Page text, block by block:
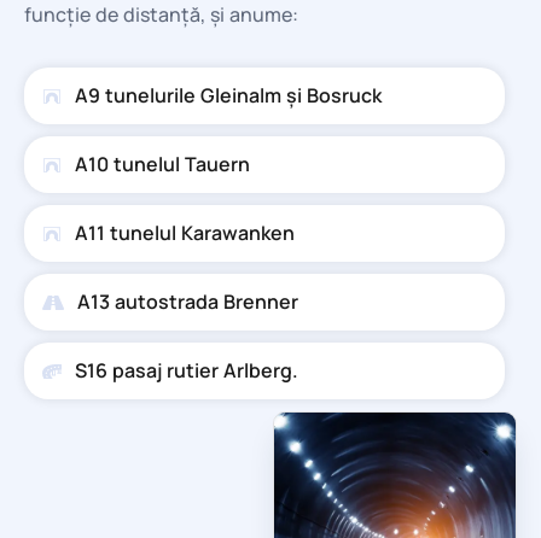
funcție de distanță, și anume:
A9 tunelurile Gleinalm și Bosruck
A10 tunelul Tauern
A11 tunelul Karawanken
A13 autostrada Brenner
S16 pasaj rutier Arlberg.